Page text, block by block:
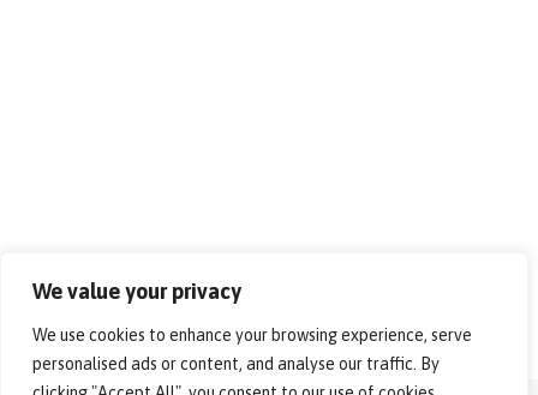
We value your privacy
We use cookies to enhance your browsing experience, serve
personalised ads or content, and analyse our traffic. By